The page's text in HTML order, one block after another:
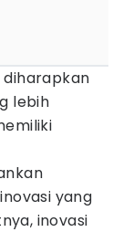
diharapkan
lebih
yang
inovasi